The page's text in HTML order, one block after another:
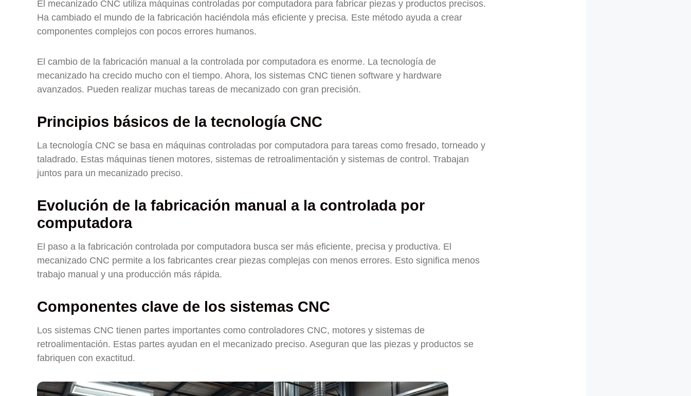
El mecanizado CNC utiliza máquinas controladas por computadora para fabricar piezas y productos precisos.
Ha cambiado el mundo de la fabricación haciéndola más eficiente y precisa. Este método ayuda a crear
componentes complejos con pocos errores humanos.
El cambio de la fabricación manual a la controlada por computadora es enorme. La tecnología de
mecanizado ha crecido mucho con el tiempo. Ahora, los sistemas CNC tienen software y hardware
avanzados. Pueden realizar muchas tareas de mecanizado con gran precisión.
Principios básicos de la tecnología CNC
La tecnología CNC se basa en máquinas controladas por computadora para tareas como fresado, torneado y
taladrado. Estas máquinas tienen motores, sistemas de retroalimentación y sistemas de control. Trabajan
juntos para un mecanizado preciso.
Evolución de la fabricación manual a la controlada por
computadora
El paso a la fabricación controlada por computadora busca ser más eficiente, precisa y productiva. El
mecanizado CNC permite a los fabricantes crear piezas complejas con menos errores. Esto significa menos
trabajo manual y una producción más rápida.
Componentes clave de los sistemas CNC
Los sistemas CNC tienen partes importantes como controladores CNC, motores y sistemas de
retroalimentación. Estas partes ayudan en el mecanizado preciso. Aseguran que las piezas y productos se
fabriquen con exactitud.